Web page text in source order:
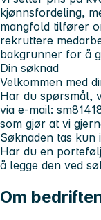
kjønnsfordeling,
mangfold tilfører
rekruttere
bakgrunner for å
Din søknad
Velkommen med
Har du spørsmål,
via e-mail:
som gjør at vi
Søknaden tas kun
Har du en
å legge den ved
Om